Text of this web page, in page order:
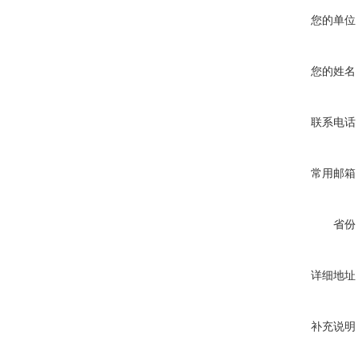
您的单位
您的姓名
联系电话
常用邮箱
省份
详细地址
补充说明